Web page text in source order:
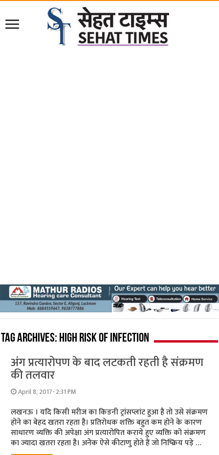
Tag Archives: high risk of infection
अंग प्रत्यारोपण के बाद लटकती रहती है संक्रमण
की तलवार
April 8, 2017- 2:31 PM
लखनऊ । यदि किसी मरीज का किडनी ट्रांसप्लांट हुआ है तो उसे संक्रमण
होने का बेहद खतरा रहता है। प्रतिरोधक शक्ति बहुत कम होने के कारण
साधारण व्यक्ति की अपेक्षा अंग प्रत्यारोपित कराये हुए व्यक्ति को संक्रमण
का ज्यादा खतरा रहता है। अनेेक ऐसे कीटाणु होते हैं जो निष्क्रिय पड़े …